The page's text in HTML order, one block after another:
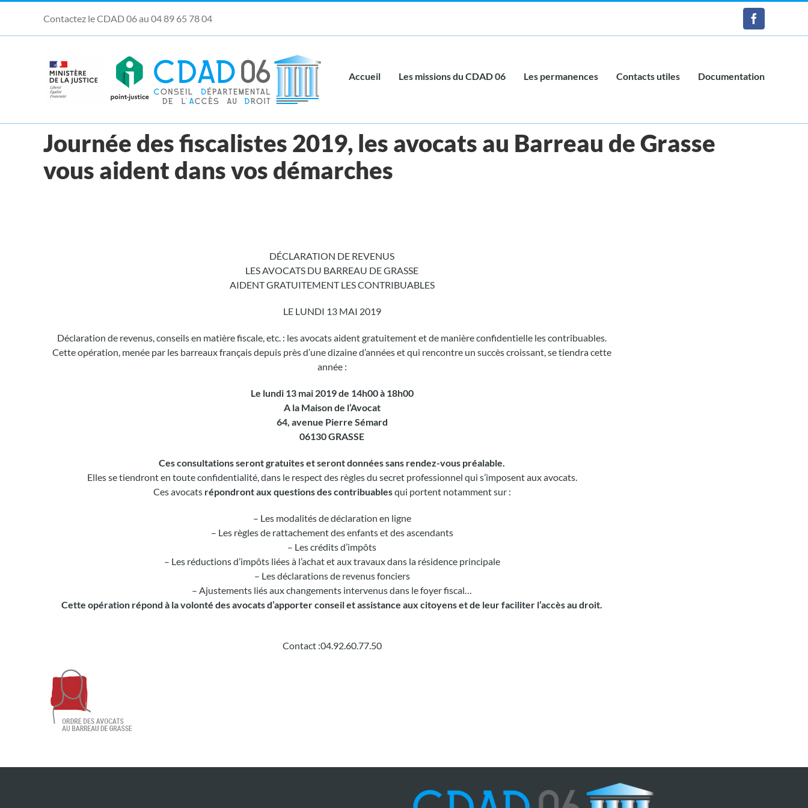
Ouvrir la barre d’outils
contenu
Contactez le CDAD 06 au 04 89 65 78 04 Facebook
Accueil Les missions du CDAD 06 Les permanences Contacts utiles Documentation
Journée des fiscalistes 2019, les avocats au Barreau de Grasse
vous aident dans vos démarches
DÉCLARATION DE REVENUS
LES AVOCATS DU BARREAU DE GRASSE
AIDENT GRATUITEMENT LES CONTRIBUABLES
LE LUNDI 13 MAI 2019
Déclaration de revenus, conseils en matière fiscale, etc. : les avocats aident gratuitement et de manière confidentielle les contribuables.
Cette opération, menée par les barreaux français depuis près d’une dizaine d’années et qui rencontre un succès croissant, se tiendra cette
année :
Le lundi 13 mai 2019 de 14h00 à 18h00
A la Maison de l’Avocat
64, avenue Pierre Sémard
06130 GRASSE
Ces consultations seront gratuites et seront données sans rendez-vous préalable.
Elles se tiendront en toute confidentialité, dans le respect des règles du secret professionnel qui s’imposent aux avocats.
Ces avocats répondront aux questions des contribuablesqui portent notamment sur :
– Les modalités de déclaration en ligne
– Les règles de rattachement des enfants et des ascendants
– Les crédits d’impôts
– Les réductions d’impôts liées à l’achat et aux travaux dans la résidence principale
– Les déclarations de revenus fonciers
– Ajustements liés aux changements intervenus dans le foyer fiscal…
Cette opération répond à la volonté des avocats d’apporter conseil et assistance aux citoyens et de leur faciliter l’accès au droit.
Contact :04.92.60.77.50